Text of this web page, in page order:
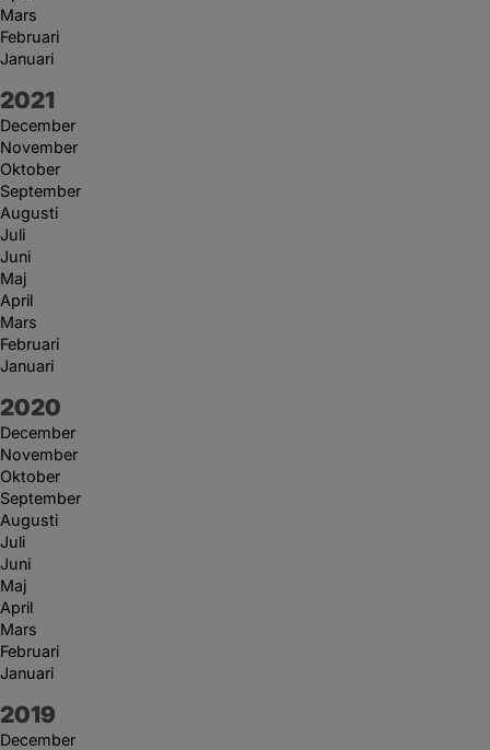
Mars
Februari
Januari
År:
2021
December
November
Oktober
September
Augusti
Juli
Juni
Maj
April
Mars
Februari
Januari
År:
2020
December
November
Oktober
September
Augusti
Juli
Juni
Maj
April
Mars
Februari
Januari
År:
2019
December